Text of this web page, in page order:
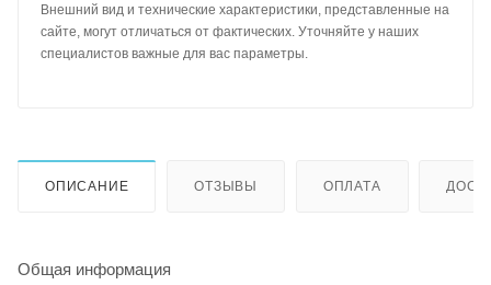
Внешний вид и технические характеристики, представленные на
сайте, могут отличаться от фактических. Уточняйте у наших
специалистов важные для вас параметры.
ОПИСАНИЕ ОТЗЫВЫ ОПЛАТА
Общая информация